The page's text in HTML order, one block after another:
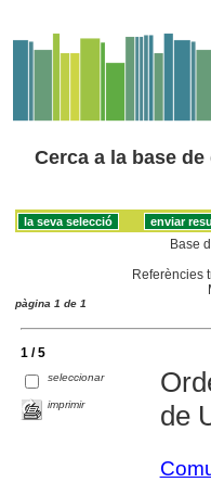
Cerca a la base de
Base
Referències
pàgina 1 de 1
1 / 5
seleccionar
imprimir
de